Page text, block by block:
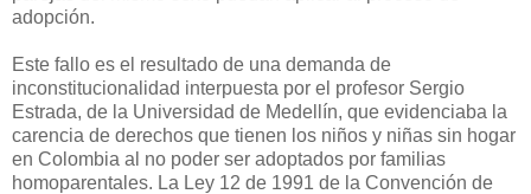
adopción.
Este fallo es el resultado de una demanda de
inconstitucionalidad interpuesta por el profesor Sergio
Estrada, de la Universidad de Medellín, que evidenciaba la
carencia de derechos que tienen los niños y niñas sin hogar
en Colombia al no poder ser adoptados por familias
homoparentales. La Ley 12 de 1991 de la Convención de